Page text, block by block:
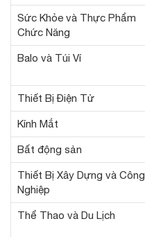
Sức Khỏe và Thực Phẩm
Chức Năng
Balo và Túi Ví
Thiết Bị Điện Tử
Kính Mắt
Bất động sản
Thiết Bị Xây Dựng và Công
Nghiệp
Thể Thao và Du Lịch